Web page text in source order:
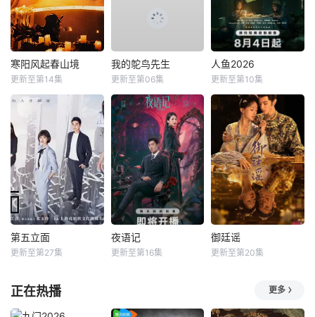
寒阳风起春山境
更新至第14集
我的鸵鸟先生
更新至第06集
人鱼2026
更新至第10集
第五立面
更新至第27集
夜语记
更新至第16集
御廷谣
更新至第20集
正在热播 更多